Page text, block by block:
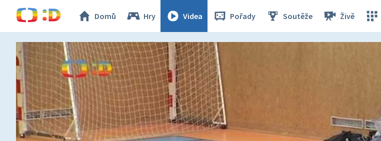
Domů Hry Videa Pořady Soutěže Živě